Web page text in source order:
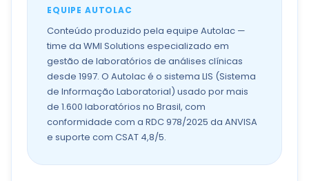
EQUIPE AUTOLAC
Conteúdo produzido pela equipe Autolac —
time da WMI Solutions especializado em
gestão de laboratórios de análises clínicas
desde 1997. O Autolac é o sistema LIS (Sistema
de Informação Laboratorial) usado por mais
de 1.600 laboratórios no Brasil, com
conformidade com a RDC 978/2025 da ANVISA
e suporte com CSAT 4,8/5.